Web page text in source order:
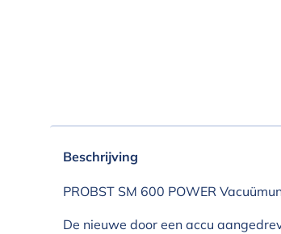
Beschrijving
PROBST SM 600 POWER
De nieuwe door een accu